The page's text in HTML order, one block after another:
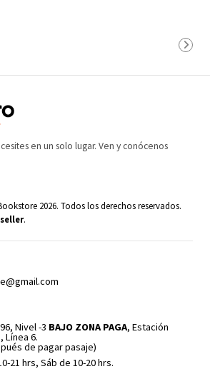
en un solo lugar. Ven y conócenos
2026. Todos los derechos reservados.
.
Nivel -3 BAJO ZONA PAGA, Estación
Línea 6.
de pagar pasaje)
21 hrs, Sáb de 10-20 hrs.